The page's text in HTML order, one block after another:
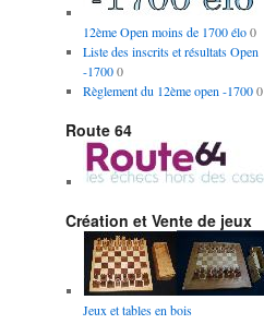
12ème Open moins de 1700 élo0
Liste des inscrits et résultats Open
-17000
Règlement du 12ème open -17000
Route 64
Création et Vente de jeux
Jeux et tables en bois